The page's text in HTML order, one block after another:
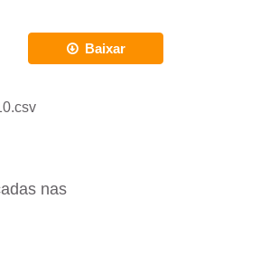
Baixar
nas